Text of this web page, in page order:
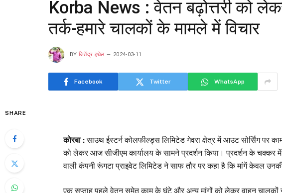
Korba News : वेतन बढ़ोत्तरी को
तर्क-हमारे चालकों के मामले में विचार
BY जितेंद्र हथेल 2024-03-11
Facebook Twitter WhatsApp
SHARE
कोरबा :साउथ ईस्टर्न कोलफील्ड्स लिमिटेड गेवरा क्षेत्र में आउट सोर्सिंग पर
को लेकर आज सीजीएम कार्यालय के सामने प्रदर्शन किया। प्रदर्शन के
वाली कंपनी रूंगटा प्राइवेट लिमिटेड ने साफ तौर पर कहा है कि मांगें केवल
एक सप्ताह पहले वेतन समेत काम के घंटे और अन्य मांगों को लेकर वाहन चालकों